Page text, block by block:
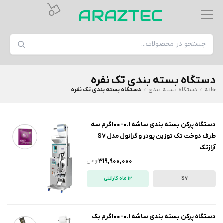
دستگاه بسته بندی تک نفره
خانه دستگاه بسته بندی دستگاه بسته بندی تک نفره
دستگاه پرکن بسته بندی ساشه 0.1-100 گرم سه
طرف دوخت تک توزین پودر و گرانول مدل S7
آرازتک
تومان319,900,000
S7 12 ماه گارانتی
دستگاه پرکن بسته بندی ساشه 0.1-100 گرم بک